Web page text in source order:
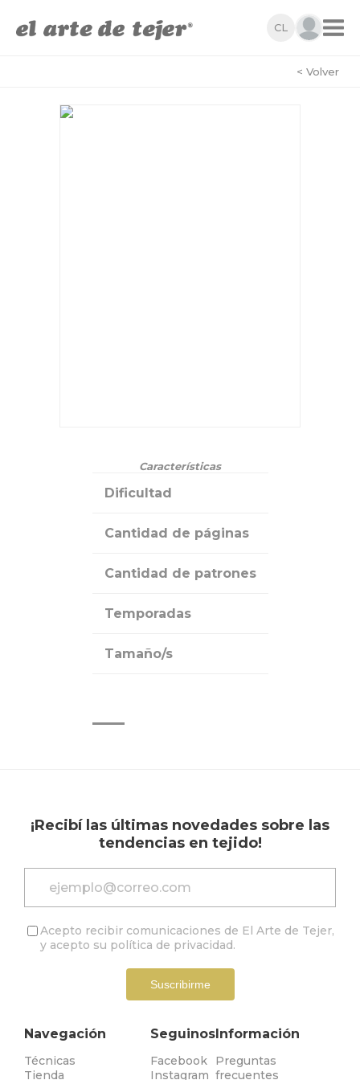
CL
< Volver
Características
Dificultad
Cantidad de páginas
Cantidad de patrones
Temporadas
Tamaño/s
¡Recibí las últimas novedades sobre las
tendencias en tejido!
Acepto recibir comunicaciones de El Arte de Tejer,
y acepto su política de privacidad.
Suscribirme
Navegación
Técnicas
Tienda
Seguinos
Facebook
Instagram
Información
Preguntas
frecuentes